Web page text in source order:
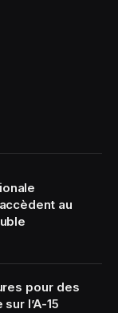
au
pour des
l’A-15